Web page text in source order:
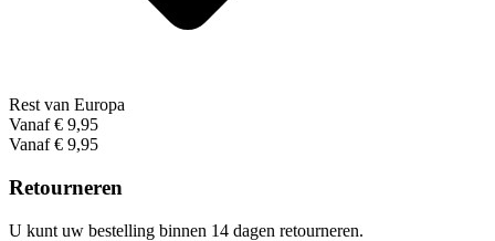
Rest van Europa
Vanaf € 9,95
Vanaf € 9,95
Retourneren
U kunt uw bestelling binnen 14 dagen retourneren.